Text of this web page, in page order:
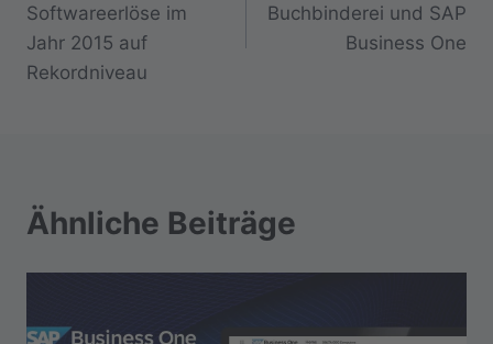
Softwareerlöse im
Jahr 2015 auf
Rekordniveau
Buchbinderei und SAP
Business One
Ähnliche Beiträge